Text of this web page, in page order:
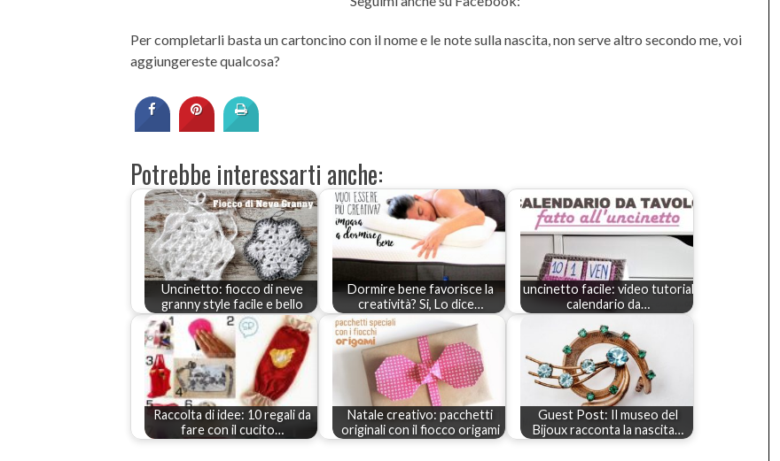
Per completarli basta un cartoncino con il nome e le note sulla nascita, non serve altro secondo me, voi
aggiungereste qualcosa?
Potrebbe interessarti anche:
Uncinetto: fiocco di neve
granny style facile e bello
Dormire bene favorisce la
creatività? Si, Lo dice…
uncinetto facile: video tutorial
calendario da…
Raccolta di idee: 10 regali da
fare con il cucito…
Natale creativo: pacchetti
originali con il fiocco origami
Guest Post: Il museo del
Bijoux racconta la nascita…